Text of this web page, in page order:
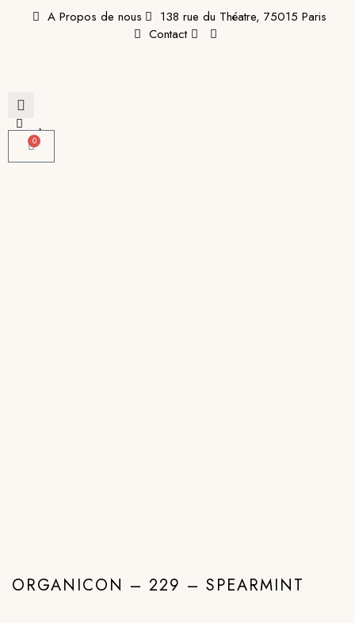
A Propos de nous
138 rue du Théatre, 75015 Paris
Contact
0
ORGANICON – 229 – SPEARMINT